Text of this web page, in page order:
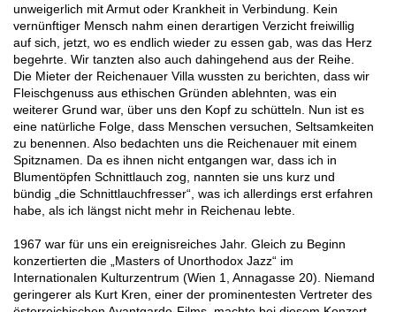
unweigerlich mit Armut oder Krankheit in Verbindung. Kein
vernünftiger Mensch nahm einen derartigen Verzicht freiwillig
auf sich, jetzt, wo es endlich wieder zu essen gab, was das Herz
begehrte. Wir tanzten also auch dahingehend aus der Reihe.
Die Mieter der Reichenauer Villa wussten zu berichten, dass wir
Fleischgenuss aus ethischen Gründen ablehnten, was ein
weiterer Grund war, über uns den Kopf zu schütteln. Nun ist es
eine natürliche Folge, dass Menschen versuchen, Seltsamkeiten
zu benennen. Also bedachten uns die Reichenauer mit einem
Spitznamen. Da es ihnen nicht entgangen war, dass ich in
Blumentöpfen Schnittlauch zog, nannten sie uns kurz und
bündig „die Schnittlauchfresser“, was ich allerdings erst erfahren
habe, als ich längst nicht mehr in Reichenau lebte.
1967 war für uns ein ereignisreiches Jahr. Gleich zu Beginn
konzertierten die „Masters of Unorthodox Jazz“ im
Internationalen Kulturzentrum (Wien 1, Annagasse 20). Niemand
geringerer als Kurt Kren, einer der prominentesten Vertreter des